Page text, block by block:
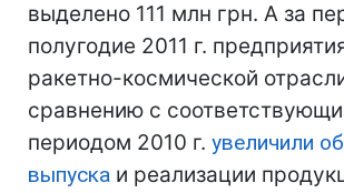
выделено 111 млн грн. А за
полугодие 2011 г.
ракетно-космической
сравнению с
периодом 2010 г. увеличили
выпуска и реализации